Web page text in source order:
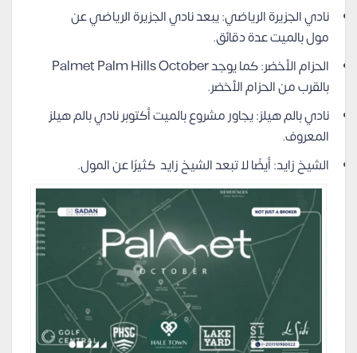
نادي الجزيرة الرياضي: يبعد نادي الجزيرة الرياضي عن
مول بالميت عدة دقائق.
الحزام الأخضر: كما يوجد Palmet Palm Hills October
بالقرب من الحزام الأخضر.
نادي بالم هيلز: يجاور مشروع بالميت أكتوبر نادي بالم هيلز
المعروف.
الشيخ زايد: أيضًا لا تبعد الشيخ زايد كثيرًا عن المول.